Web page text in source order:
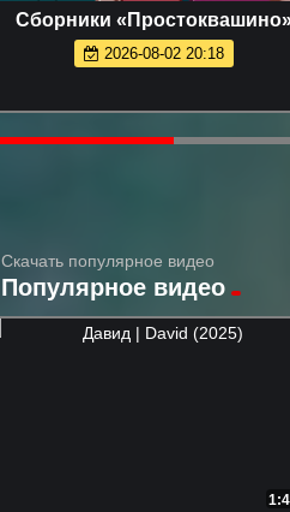
Сборники
2026-08-02 20:18
Скачать популярное видео
Популярное видео